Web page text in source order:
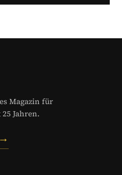
Magazin für
Jahren.